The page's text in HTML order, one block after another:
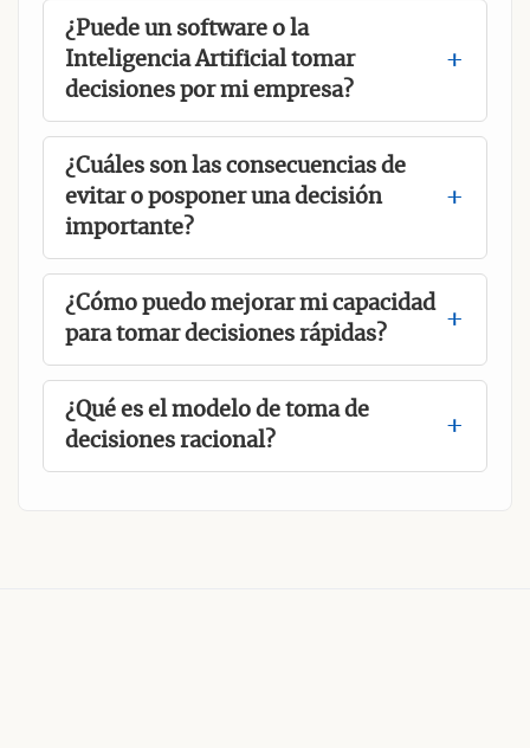
¿Puede un software o la
Inteligencia Artificial tomar
decisiones por mi empresa?
¿Cuáles son las consecuencias de
evitar o posponer una decisión
importante?
¿Cómo puedo mejorar mi capacidad
para tomar decisiones rápidas?
¿Qué es el modelo de toma de
decisiones racional?